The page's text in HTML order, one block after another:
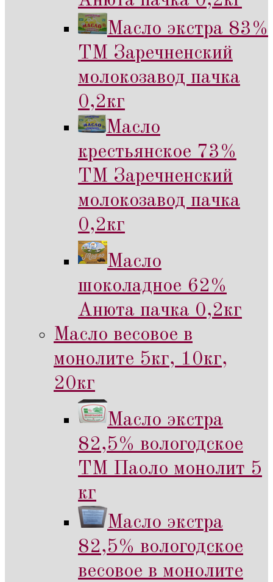
Масло экстра 83%
ТМ Заречненский
молокозавод пачка
0,2кг
Масло
крестьянское 73%
ТМ Заречненский
молокозавод пачка
0,2кг
Масло
шоколадное 62%
Анюта пачка 0,2кг
Масло весовое в
монолите 5кг, 10кг,
20кг
Масло экстра
82,5% вологодское
ТМ Паоло монолит 5
кг
Масло экстра
82,5% вологодское
весовое в монолите